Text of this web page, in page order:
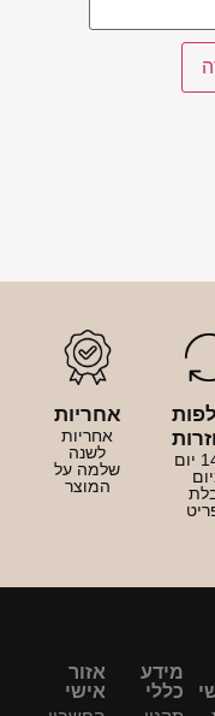
עד 14 יום
אחריות
אחריות
לשנה
שלמה על
המוצר
מידע
כללי
אזור
אישי